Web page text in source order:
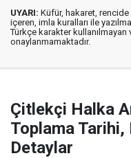
UYARI: Küfür, hakaret, rencide
içeren, imla kuralları ile
Türkçe karakter kullanılmayan
onaylanmamaktadır.
Çitlekçi Halka
Toplama Tarihi,
Detaylar